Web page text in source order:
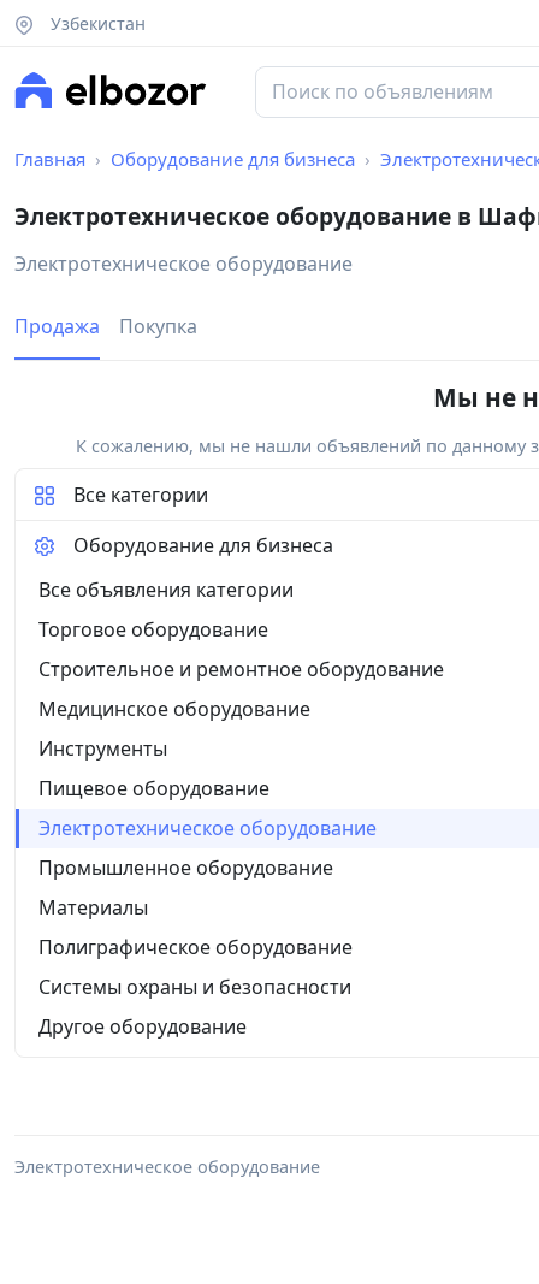
Узбекистан
Главная Оборудование для бизнеса
Электротехническое оборудование в
Электротехническое оборудование
Продажа Покупка
Мы не
К сожалению, мы не нашли объявлений по данному
Все категории
Оборудование для бизнеса
Все объявления категории
Торговое оборудование
Строительное и ремонтное оборудование
Медицинское оборудование
Инструменты
Пищевое оборудование
Электротехническое оборудование
Промышленное оборудование
Материалы
Полиграфическое оборудование
Системы охраны и безопасности
Другое оборудование
Электротехническое оборудование